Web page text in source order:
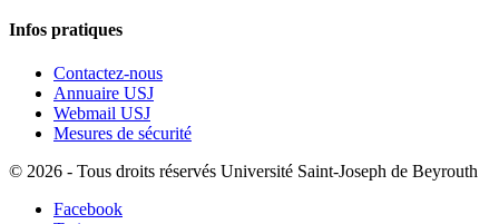
Infos pratiques
Contactez-nous
Annuaire USJ
Webmail USJ
Mesures de sécurité
© 2026 - Tous droits réservés Université Saint-Joseph de Beyrouth
Facebook